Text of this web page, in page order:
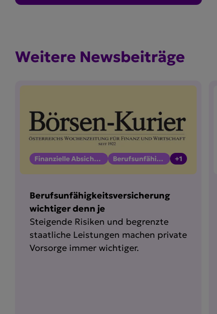
Weitere Newsbei­träge
Finanzielle Absicherung Berufsunfähigkeit +1
Berufsunfähigkeitsversicherung
wichtiger denn je
Steigende Risiken und begrenzte
staatliche Leistungen machen private
Vorsorge immer wichtiger.